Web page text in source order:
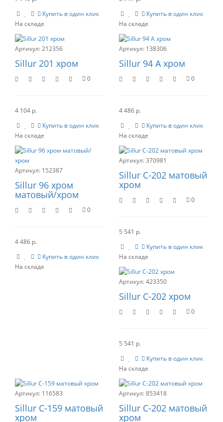
Купить в один клик
Купить в один клик
212356
Sillur 201 хром
0
4 104 р.
Купить в один клик
138306
Sillur 94 A хром
0
4 486 р.
Купить в один клик
152387
Sillur 96 хром
матовый/хром
0
4 486 р.
Купить в один клик
370981
Sillur C-202 матовый
хром
0
5 541 р.
Купить в один клик
423350
Sillur C-202 хром
0
5 541 р.
Купить в один клик
116583
Sillur С-159 матовый
хром
853418
Sillur С-202 матовый
хром